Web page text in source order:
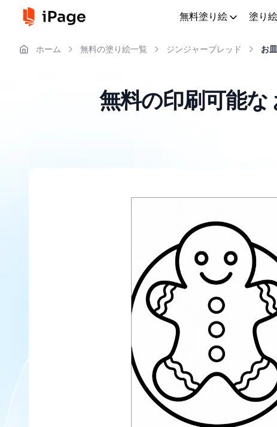
無料塗り絵 塗り
ホーム 無料の塗り絵一覧 ジンジャーブレッド お
無料の印刷可能